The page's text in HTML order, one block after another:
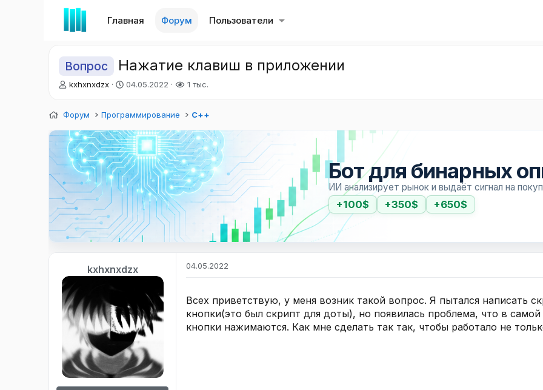
Главная Форум Пользователи
Вопрос Нажатие клавиш в приложении
А
о
т
е
м
kxhxnxdzx
Д
а
а
ч
а
л
а
04.05.2022 1 тыс.
Форум Программирование С++
Бот для бинарных
ИИ анализирует рынок и выдаёт сигнал на
+100$ +350$ +650$
kxhxnxdzx 04.05.2022
Всех приветствую, у меня возник такой вопрос. Я пытался написать
кнопки(это был скрипт для доты), но появилась проблема, что в
кнопки нажимаются. Как мне сделать так так, чтобы работало не